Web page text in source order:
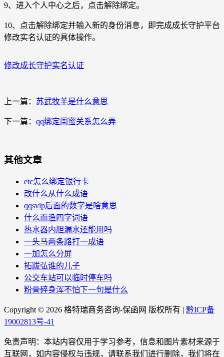
9、进入个人中心之后，点击解除绑定。
10、点击解除绑定并输入新的身份消息，即完成成长守护平台
修改实名认证的具体操作。
修改成长守护实名认证
上一篇： 苏武牧羊是什么意思
下一篇： qq绑定闺蜜关系怎么弄
其他文章
etc怎么绑定银行卡
改什么从什么成语
qqsvip后面的数字是啥意思
什么而渔四字词语
热水器内胆漏水还能用吗
一头马两条路打一成语
一加怎么分屏
拓跋弘谁的儿子
公交车站可以临时停车吗
粉骨碎身浑不怕下一句是什么
Copyright © 2026 格特瑞商务咨询-保函网 版权所有 | 黔ICP备
19002813号-41
免责声明：本站内容仅用于学习参考，信息和图片素材来源于
互联网，如内容侵权与违规，请联系我们进行删除，我们将在